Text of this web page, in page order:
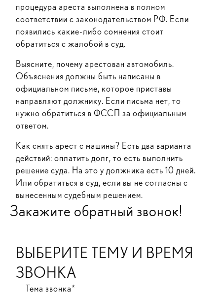
процедура ареста выполнена в полном
соответствии с законодательством РФ. Если
появились какие-либо сомнения стоит
обратиться с жалобой в суд.
Выясните, почему арестован автомобиль.
Объяснения должны быть написаны в
официальном письме, которое приставы
направляют должнику. Если письма нет, то
нужно обратиться в ФССП за официальным
ответом.
Как снять арест с машины? Есть два варианта
действий: оплатить долг, то есть выполнить
решение суда. На это у должника есть 10 дней.
Или обратиться в суд, если вы не согласны с
вынесенным судебным решением.
Закажите обратный звонок!
ВЫБЕРИТЕ ТЕМУ И ВРЕМЯ
ЗВОНКА
Тема звонка*